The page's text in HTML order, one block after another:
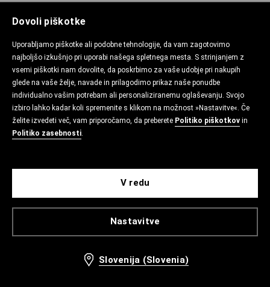
Dovoli piškotke
Uporabljamo piškotke ali podobne tehnologije, da vam zagotovimo
najboljšo izkušnjo pri uporabi našega spletnega mesta. S strinjanjem z
vsemi piškotki nam dovolite, da poskrbimo za vaše udobje pri nakupih
glede na vaše želje, navade in prilagodimo prikaz naše ponudbe
individualno vašim potrebam ali personaliziranemu oglaševanju. Svojo
izbiro lahko kadar koli spremenite s klikom na možnost »Nastavitve«. Če
želite izvedeti več, vam priporočamo, da preberete Politiko piškotkov in
Politiko zasebnosti.
Nastavitve
V redu
Slovenija (Slovenia)